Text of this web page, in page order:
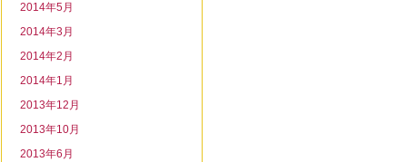
2014年5月
2014年3月
2014年2月
2014年1月
2013年12月
2013年10月
2013年6月